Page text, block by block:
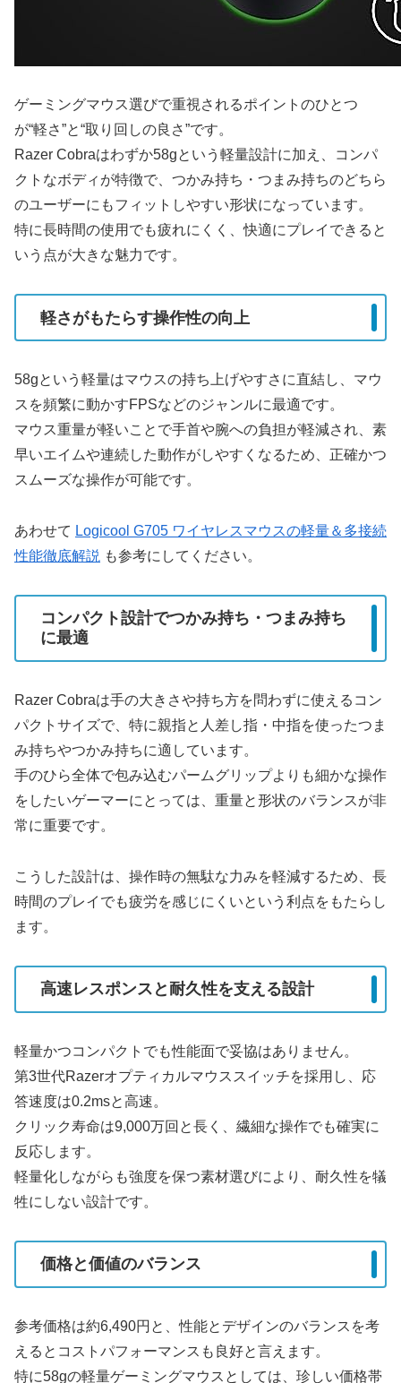
ゲーミングマウス選びで重視されるポイントのひとつ
が“軽さ”と“取り回しの良さ”です。
Razer Cobraはわずか58gという軽量設計に加え、コンパ
クトなボディが特徴で、つかみ持ち・つまみ持ちのどちら
のユーザーにもフィットしやすい形状になっています。
特に長時間の使用でも疲れにくく、快適にプレイできると
いう点が大きな魅力です。
軽さがもたらす操作性の向上
58gという軽量はマウスの持ち上げやすさに直結し、マウ
スを頻繁に動かすFPSなどのジャンルに最適です。
マウス重量が軽いことで手首や腕への負担が軽減され、素
早いエイムや連続した動作がしやすくなるため、正確かつ
スムーズな操作が可能です。
あわせて Logicool G705 ワイヤレスマウスの軽量＆多接続
性能徹底解説 も参考にしてください。
コンパクト設計でつかみ持ち・つまみ持ち
に最適
Razer Cobraは手の大きさや持ち方を問わずに使えるコン
パクトサイズで、特に親指と人差し指・中指を使ったつま
み持ちやつかみ持ちに適しています。
手のひら全体で包み込むパームグリップよりも細かな操作
をしたいゲーマーにとっては、重量と形状のバランスが非
常に重要です。
こうした設計は、操作時の無駄な力みを軽減するため、長
時間のプレイでも疲労を感じにくいという利点をもたらし
ます。
高速レスポンスと耐久性を支える設計
軽量かつコンパクトでも性能面で妥協はありません。
第3世代Razerオプティカルマウススイッチを採用し、応
答速度は0.2msと高速。
クリック寿命は9,000万回と長く、繊細な操作でも確実に
反応します。
軽量化しながらも強度を保つ素材選びにより、耐久性を犠
牲にしない設計です。
価格と価値のバランス
参考価格は約6,490円と、性能とデザインのバランスを考
えるとコストパフォーマンスも良好と言えます。
特に58gの軽量ゲーミングマウスとしては、珍しい価格帯